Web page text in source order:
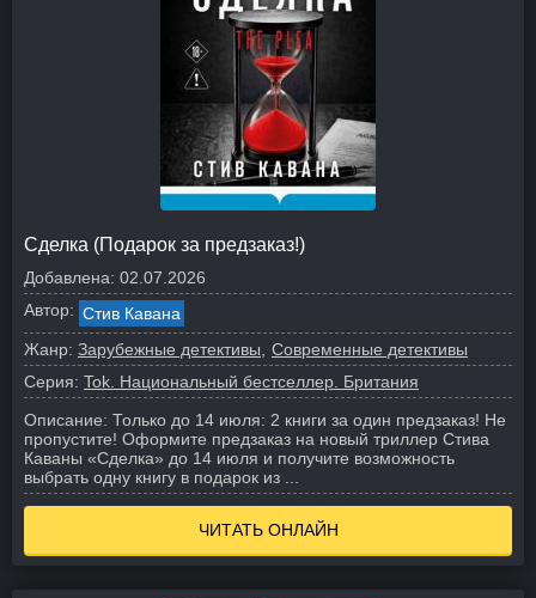
Сделка (Подарок за предзаказ!)
Добавлена: 02.07.2026
Автор: Стив Кавана
Жанр: Зарубежные детективы
Современные детективы
Серия: Tok. Национальный бестселлер. Британия
Описание: Только до 14 июля: 2 книги за один предзаказ! Не
пропустите! Оформите предзаказ на новый триллер Стива
Каваны «Сделка» до 14 июля и получите возможность
выбрать одну книгу в подарок из ...
ЧИТАТЬ ОНЛАЙН